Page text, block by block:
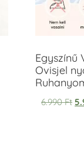
Egyszínű
Ovisjel
6.990Ft